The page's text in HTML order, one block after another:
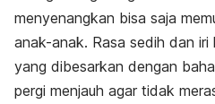
menyenangkan bisa saja
anak-anak. Rasa sedih dan
yang dibesarkan dengan
pergi menjauh agar tidak